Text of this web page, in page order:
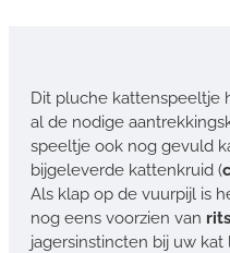
Dit pluche kattenspeeltje
al de nodige
speeltje ook nog gevuld
bijgeleverde kattenkruid (
Als klap op de vuurpijl is
nog eens voorzien van
jagersinstincten bij uw kat